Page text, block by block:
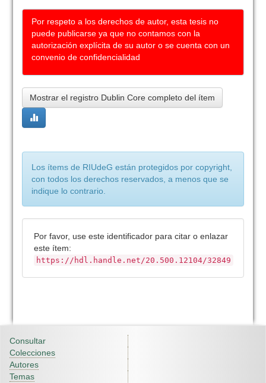
Por respeto a los derechos de autor, esta tesis no
puede publicarse ya que no contamos con la
autorización explícita de su autor o se cuenta con un
convenio de confidencialidad
Mostrar el registro Dublin Core completo del ítem
Los ítems de RIUdeG están protegidos por copyright,
con todos los derechos reservados, a menos que se
indique lo contrario.
Por favor, use este identificador para citar o enlazar
este ítem:
https://hdl.handle.net/20.500.12104/32849
Consultar
Colecciones
Autores
Temas